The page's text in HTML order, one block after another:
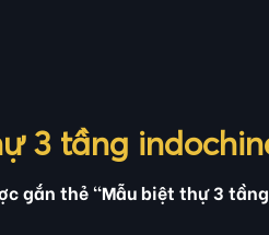
3 tầng
gắn thẻ “Mẫu biệt thự 3